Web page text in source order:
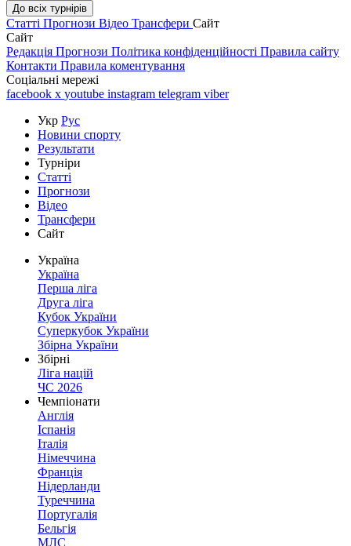
До всіх турнірів
Статті Прогнози Відео Трансфери Сайт
Сайт
Редакція Прогнози Політика конфіденційності Правила сайту
Контакти Правила коментування
Соціальні мережі
facebook x youtube instagram telegram viber
Укр Рус
Новини спорту
Результати
Турніри
Статті
Прогнози
Відео
Трансфери
Сайт
Україна
Україна
Перша ліга
Друга ліга
Кубок України
Суперкубок України
Збірна України
Збірні
Ліга націй
ЧС 2026
Чемпіонати
Англія
Іспанія
Італія
Німеччина
Франція
Нідерланди
Туреччина
Португалія
Бельгія
МЛС